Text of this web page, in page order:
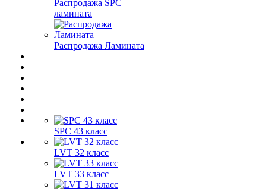
Распродажа SPC
ламината
Распродажа Ламината
SPC 43 класс
LVT 32 класс
LVT 33 класс